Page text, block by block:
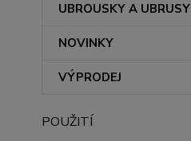
UBROUSKY A UBRUSY
NOVINKY
VÝPRODEJ
POUŽITÍ